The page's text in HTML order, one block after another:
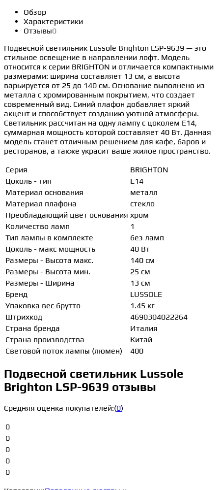
Обзор
Характеристики
Отзывы0
Подвесной светильник Lussole Brighton LSP-9639 — это
стильное освещение в направлении лофт. Модель
относится к серии BRIGHTON и отличается компактными
размерами: ширина составляет 13 см, а высота
варьируется от 25 до 140 см. Основание выполнено из
металла с хромированным покрытием, что создает
современный вид. Синий плафон добавляет яркий
акцент и способствует созданию уютной атмосферы.
Светильник рассчитан на одну лампу с цоколем E14,
суммарная мощность которой составляет 40 Вт. Данная
модель станет отличным решением для кафе, баров и
ресторанов, а также украсит ваше жилое пространство.
Серия
BRIGHTON
Цоколь - тип
E14
Материал основания
металл
Материал плафона
стекло
Преобладающий цвет основания хром
Количество ламп
1
Тип лампы в комплекте
без ламп
Цоколь - макс мощность
40 Вт
Размеры - Высота макс.
140 см
Размеры - Высота мин.
25 см
Размеры - Ширина
13 см
Бренд
LUSSOLE
Упаковка вес брутто
1.45 кг
Штрихкод
4690304022264
Страна бренда
Италия
Страна производства
Китай
Световой поток лампы (люмен)
400
Подвесной светильник Lussole
Brighton LSP-9639 отзывы
Средняя оценка покупателей:(0)
0
0
0
0
0